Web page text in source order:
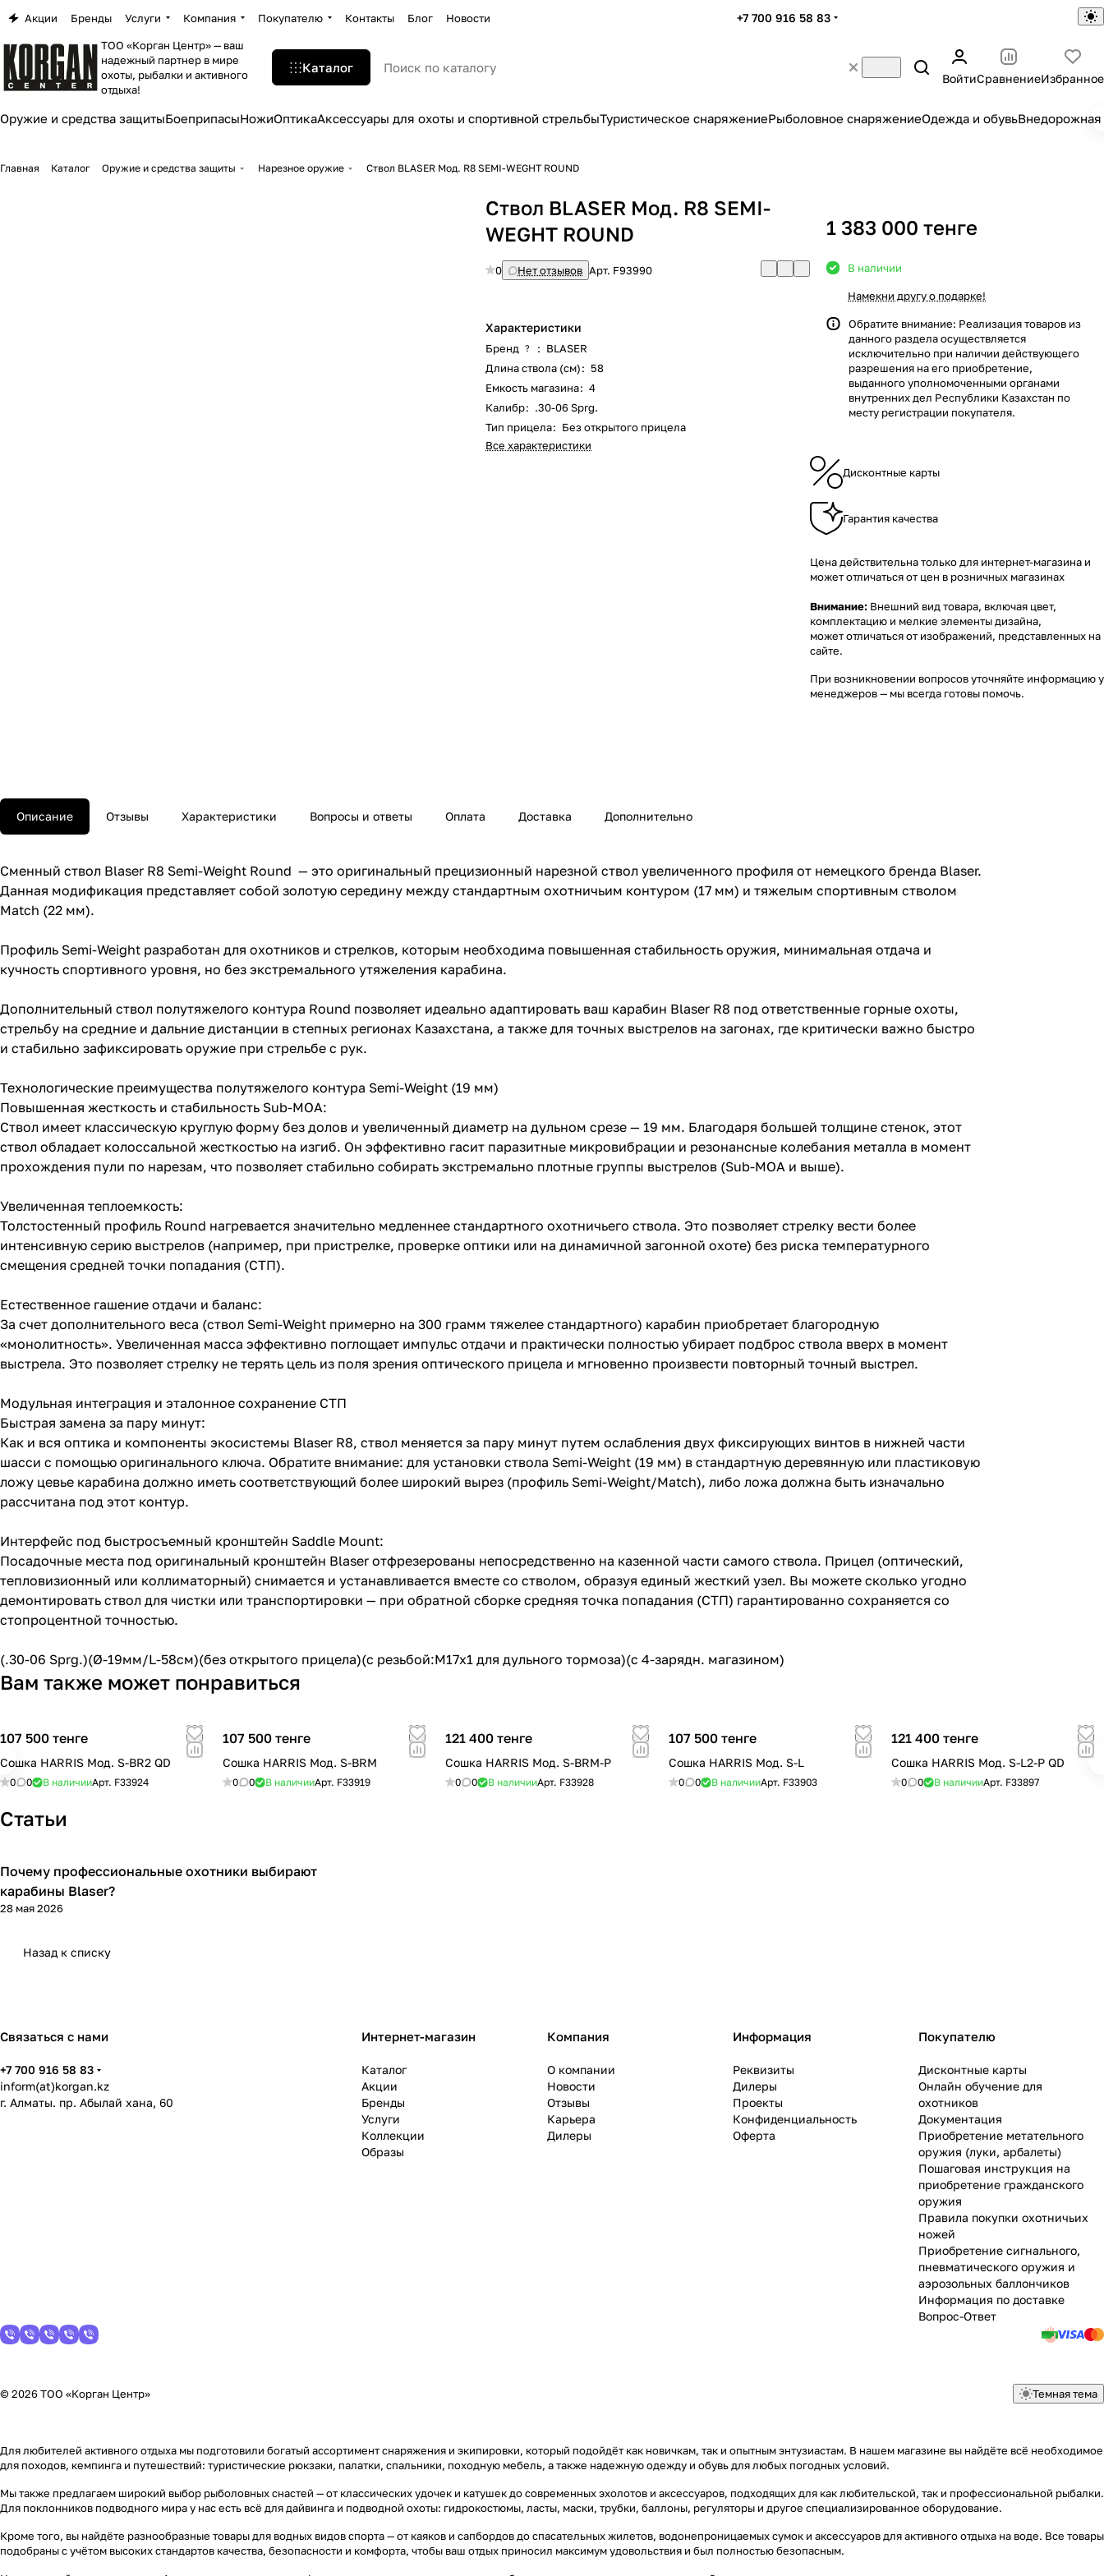
Акции Бренды Услуги Компания Покупателю Контакты Блог Новости +7 700 916 58 83
ТОО «Корган Центр» — ваш
надежный партнер в мире
охоты, рыбалки и активного
отдыха!
Каталог
ВойтиСравнениеИзбранное
Оружие и средства защитыБоеприпасыНожиОптикаАксессуары для охоты и спортивной стрельбыТуристическое снаряжениеРыболовное снаряжениеОдежда и обувьВнедорожная
Главная Каталог Оружие и средства защиты Нарезное оружие Ствол BLASER Мод. R8 SEMI-WEGHT ROUND
Ствол BLASER Мод. R8 SEMI-
WEGHT ROUND
0 Нет отзывов Арт. F93990
Характеристики
Бренд ? : BLASER
Длина ствола (см): 58
Емкость магазина: 4
Калибр: .30-06 Sprg.
Тип прицела: Без открытого прицела
Все характеристики
1 383 000 тенге
В наличии
Намекни другу о подарке!
Обратите внимание: Реализация товаров из
данного раздела осуществляется
исключительно при наличии действующего
разрешения на его приобретение,
выданного уполномоченными органами
внутренних дел Республики Казахстан по
месту регистрации покупателя.
Дисконтные карты
Гарантия качества
Цена действительна только для интернет-магазина и
может отличаться от цен в розничных магазинах
Внимание: Внешний вид товара, включая цвет,
комплектацию и мелкие элементы дизайна,
может отличаться от изображений, представленных на
сайте.
При возникновении вопросов уточняйте информацию у
менеджеров— мы всегда готовы помочь.
Описание Отзывы Характеристики Вопросы и ответы Оплата Доставка Дополнительно
Сменный ствол Blaser R8 Semi-Weight Round — это оригинальный прецизионный нарезной ствол увеличенного профиля от немецкого бренда Blaser.
Данная модификация представляет собой золотую середину между стандартным охотничьим контуром (17 мм) и тяжелым спортивным стволом
Match (22 мм).
Профиль Semi-Weight разработан для охотников и стрелков, которым необходима повышенная стабильность оружия, минимальная отдача и
кучность спортивного уровня, но без экстремального утяжеления карабина.
Дополнительный ствол полутяжелого контура Round позволяет идеально адаптировать ваш карабин Blaser R8 под ответственные горные охоты,
стрельбу на средние и дальние дистанции в степных регионах Казахстана, а также для точных выстрелов на загонах, где критически важно быстро
и стабильно зафиксировать оружие при стрельбе с рук.
Технологические преимущества полутяжелого контура Semi-Weight (19 мм)
Повышенная жесткость и стабильность Sub-MOA:
Ствол имеет классическую круглую форму без долов и увеличенный диаметр на дульном срезе — 19 мм. Благодаря большей толщине стенок, этот
ствол обладает колоссальной жесткостью на изгиб. Он эффективно гасит паразитные микровибрации и резонансные колебания металла в момент
прохождения пули по нарезам, что позволяет стабильно собирать экстремально плотные группы выстрелов (Sub-MOA и выше).
Увеличенная теплоемкость:
Толстостенный профиль Round нагревается значительно медленнее стандартного охотничьего ствола. Это позволяет стрелку вести более
интенсивную серию выстрелов (например, при пристрелке, проверке оптики или на динамичной загонной охоте) без риска температурного
смещения средней точки попадания (СТП).
Естественное гашение отдачи и баланс:
За счет дополнительного веса (ствол Semi-Weight примерно на 300 грамм тяжелее стандартного) карабин приобретает благородную
«монолитность». Увеличенная масса эффективно поглощает импульс отдачи и практически полностью убирает подброс ствола вверх в момент
выстрела. Это позволяет стрелку не терять цель из поля зрения оптического прицела и мгновенно произвести повторный точный выстрел.
Модульная интеграция и эталонное сохранение СТП
Быстрая замена за пару минут:
Как и вся оптика и компоненты экосистемы Blaser R8, ствол меняется за пару минут путем ослабления двух фиксирующих винтов в нижней части
шасси с помощью оригинального ключа. Обратите внимание: для установки ствола Semi-Weight (19 мм) в стандартную деревянную или пластиковую
ложу цевье карабина должно иметь соответствующий более широкий вырез (профиль Semi-Weight/Match), либо ложа должна быть изначально
рассчитана под этот контур.
Интерфейс под быстросъемный кронштейн Saddle Mount:
Посадочные места под оригинальный кронштейн Blaser отфрезерованы непосредственно на казенной части самого ствола. Прицел (оптический,
тепловизионный или коллиматорный) снимается и устанавливается вместе со стволом, образуя единый жесткий узел. Вы можете сколько угодно
демонтировать ствол для чистки или транспортировки — при обратной сборке средняя точка попадания (СТП) гарантированно сохраняется со
стопроцентной точностью.
(.30-06 Sprg.)(Ø-19мм/L-58см)(без открытого прицела)(с резьбой:M17x1 для дульного тормоза)(с 4-зарядн. магазином)
Вам также может понравиться
107 500 тенге
Сошка HARRIS Мод. S-BR2 QD
0 0 В наличииАрт. F33924
107 500 тенге
Сошка HARRIS Мод. S-BRM
0 0 В наличииАрт. F33919
121 400 тенге
Сошка HARRIS Мод. S-BRM-P
0 0 В наличииАрт. F33928
107 500 тенге
Сошка HARRIS Мод. S-L
0 0 В наличииАрт. F33903
121 400 тенге
Сошка HARRIS Мод. S-L2-P QD
0 0 В наличииАрт. F33897
Статьи
Blaser
Почему профессиональные охотники выбирают
карабины Blaser?
28 мая 2026
Назад к списку
Связаться с нами
+7 700 916 58 83
inform(at)korgan.kz
г. Алматы. пр. Абылай хана, 60
Интернет-магазин
Каталог
Акции
Бренды
Услуги
Коллекции
Образы
Компания
О компании
Новости
Отзывы
Карьера
Дилеры
Информация
Реквизиты
Дилеры
Проекты
Конфиденциальность
Оферта
Покупателю
Дисконтные карты
Онлайн обучение для
охотников
Документация
Приобретение метательного
оружия (луки, арбалеты)
Пошаговая инструкция на
приобретение гражданского
оружия
Правила покупки охотничьих
ножей
Приобретение сигнального,
пневматического оружия и
аэрозольных баллончиков
Информация по доставке
Вопрос-Ответ
© 2026 ТОО «Корган Центр» Темная тема
Для любителей активного отдыха мы подготовили богатый ассортимент снаряжения и экипировки, который подойдёт как новичкам, так и опытным энтузиастам. В нашем магазине вы найдёте всё необходимое
для походов, кемпинга и путешествий: туристические рюкзаки, палатки, спальники, походную мебель, а также надежную одежду и обувь для любых погодных условий.
Мы также предлагаем широкий выбор рыболовных снастей — от классических удочек и катушек до современных эхолотов и аксессуаров, подходящих для как любительской, так и профессиональной рыбалки.
Для поклонников подводного мира у нас есть всё для дайвинга и подводной охоты: гидрокостюмы, ласты, маски, трубки, баллоны, регуляторы и другое специализированное оборудование.
Кроме того, вы найдёте разнообразные товары для водных видов спорта — от каяков и сапбордов до спасательных жилетов, водонепроницаемых сумок и аксессуаров для активного отдыха на воде. Все товары
подобраны с учётом высоких стандартов качества, безопасности и комфорта, чтобы ваш отдых приносил максимум удовольствия и был полностью безопасным.